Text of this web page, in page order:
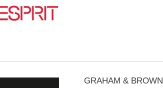
GRAHAM & BROWN